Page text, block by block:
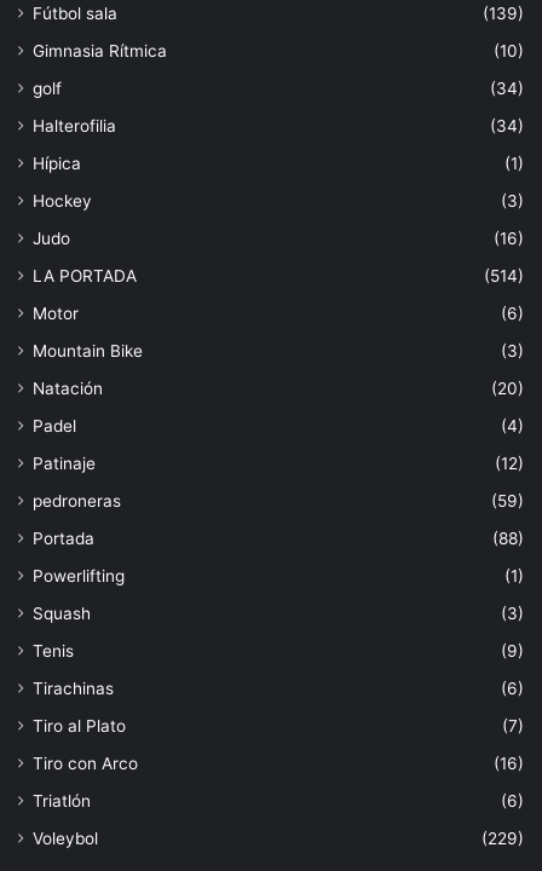
Fútbol sala
(139)
Gimnasia Rítmica
(10)
golf
(34)
Halterofilia
(34)
Hípica
(1)
Hockey
(3)
Judo
(16)
LA PORTADA
(514)
Motor
(6)
Mountain Bike
(3)
Natación
(20)
Padel
(4)
Patinaje
(12)
pedroneras
(59)
Portada
(88)
Powerlifting
(1)
Squash
(3)
Tenis
(9)
Tirachinas
(6)
Tiro al Plato
(7)
Tiro con Arco
(16)
Triatlón
(6)
Voleybol
(229)